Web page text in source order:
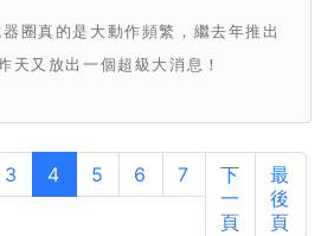
圈真的是大動作頻繁，繼去年推出
又放出一個超級大消息！
3 4 5 6 7
下
一
頁
最
後
頁